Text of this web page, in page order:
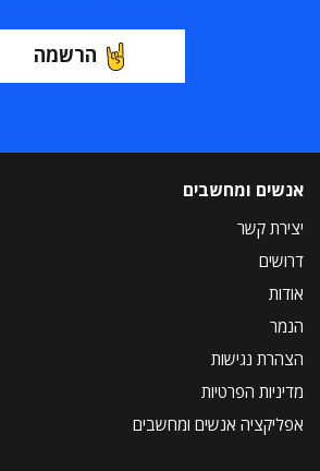
הרשמה
אנשים ומחשבים
יצירת קשר
דרושים
אודות
הנמר
הצהרת נגישות
מדיניות הפרטיות
אפליקציה אנשים ומחשבים